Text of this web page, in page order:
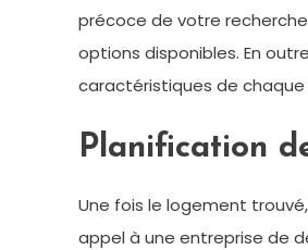
précoce de votre
options disponibles. En
caractéristiques de
Planification
Une fois le logement
appel à une entreprise de